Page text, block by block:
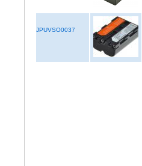
JPUVSO0037